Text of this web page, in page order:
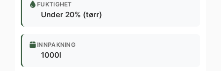
FUKTIGHET
Under 20% (tørr)
INNPAKNING
1000l